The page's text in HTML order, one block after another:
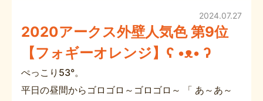
2020アークス外壁人気色 第9位
【フォギーオレンジ】ʕ •ᴥ• ʔ
2024.07.27
ぺっこり53°。
平日の昼間からゴロゴロ～ゴロゴロ～ 「 あ～あ～